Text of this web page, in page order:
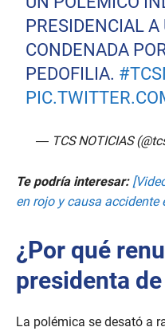
PRESIDENCIAL
CONDENADA
PEDOFILIA.
— TCS NOTICIAS
Te podría interesar:
en rojo y causa accidente
¿Por qué
presidenta
La polémica se desató a